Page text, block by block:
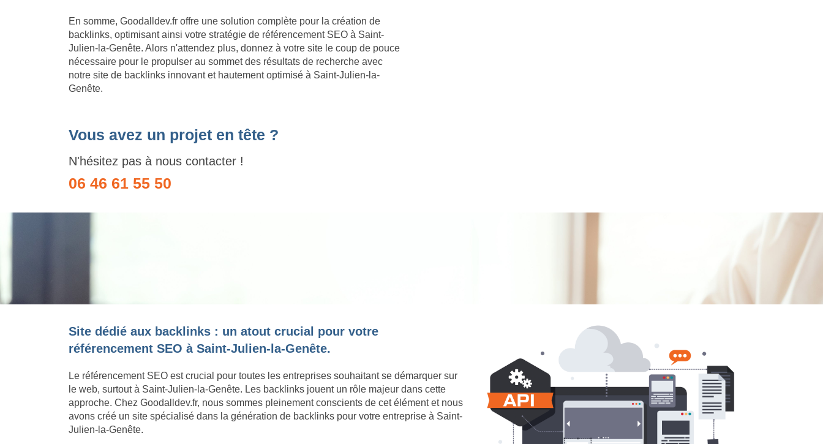
En somme, Goodalldev.fr offre une solution complète pour la création de
backlinks, optimisant ainsi votre stratégie de référencement SEO à Saint-
Julien-la-Genête. Alors n'attendez plus, donnez à votre site le coup de pouce
nécessaire pour le propulser au sommet des résultats de recherche avec
notre site de backlinks innovant et hautement optimisé à Saint-Julien-la-
Genête.
Vous avez un projet en tête ?
N'hésitez pas à nous contacter !
06 46 61 55 50
Site dédié aux backlinks : un atout crucial pour votre
référencement SEO à Saint-Julien-la-Genête.
Le référencement SEO est crucial pour toutes les entreprises souhaitant se démarquer sur
le web, surtout à Saint-Julien-la-Genête. Les backlinks jouent un rôle majeur dans cette
approche. Chez Goodalldev.fr, nous sommes pleinement conscients de cet élément et nous
avons créé un site spécialisé dans la génération de backlinks pour votre entreprise à Saint-
Julien-la-Genête.